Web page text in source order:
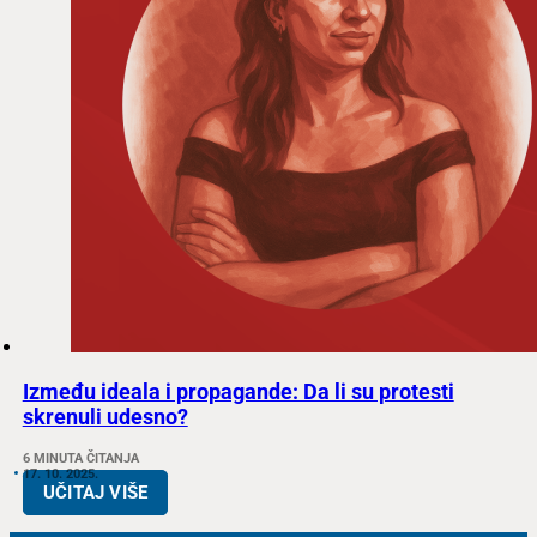
Između ideala i propagande: Da li su protesti
skrenuli udesno?
6 MINUTA ČITANJA
17. 10. 2025.
UČITAJ VIŠE